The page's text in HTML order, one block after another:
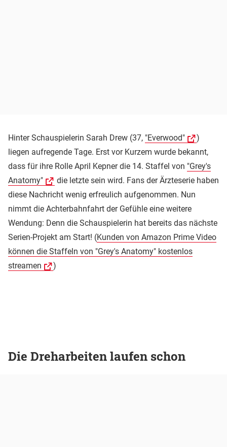
Hinter Schauspielerin Sarah Drew (37, "Everwood"
)
liegen aufregende Tage. Erst vor Kurzem wurde bekannt,
dass für ihre Rolle April Kepner die 14. Staffel von "Grey's
Anatomy"
die letzte sein wird. Fans der Ärzteserie haben
diese Nachricht wenig erfreulich aufgenommen. Nun
nimmt die Achterbahnfahrt der Gefühle eine weitere
Wendung: Denn die Schauspielerin hat bereits das nächste
Serien-Projekt am Start! (Kunden von Amazon Prime Video
können die Staffeln von "Grey's Anatomy" kostenlos
streamen
)
Die Dreharbeiten laufen schon